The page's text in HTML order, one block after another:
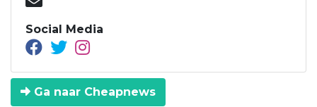
Social Media
Ga naar Cheapnews